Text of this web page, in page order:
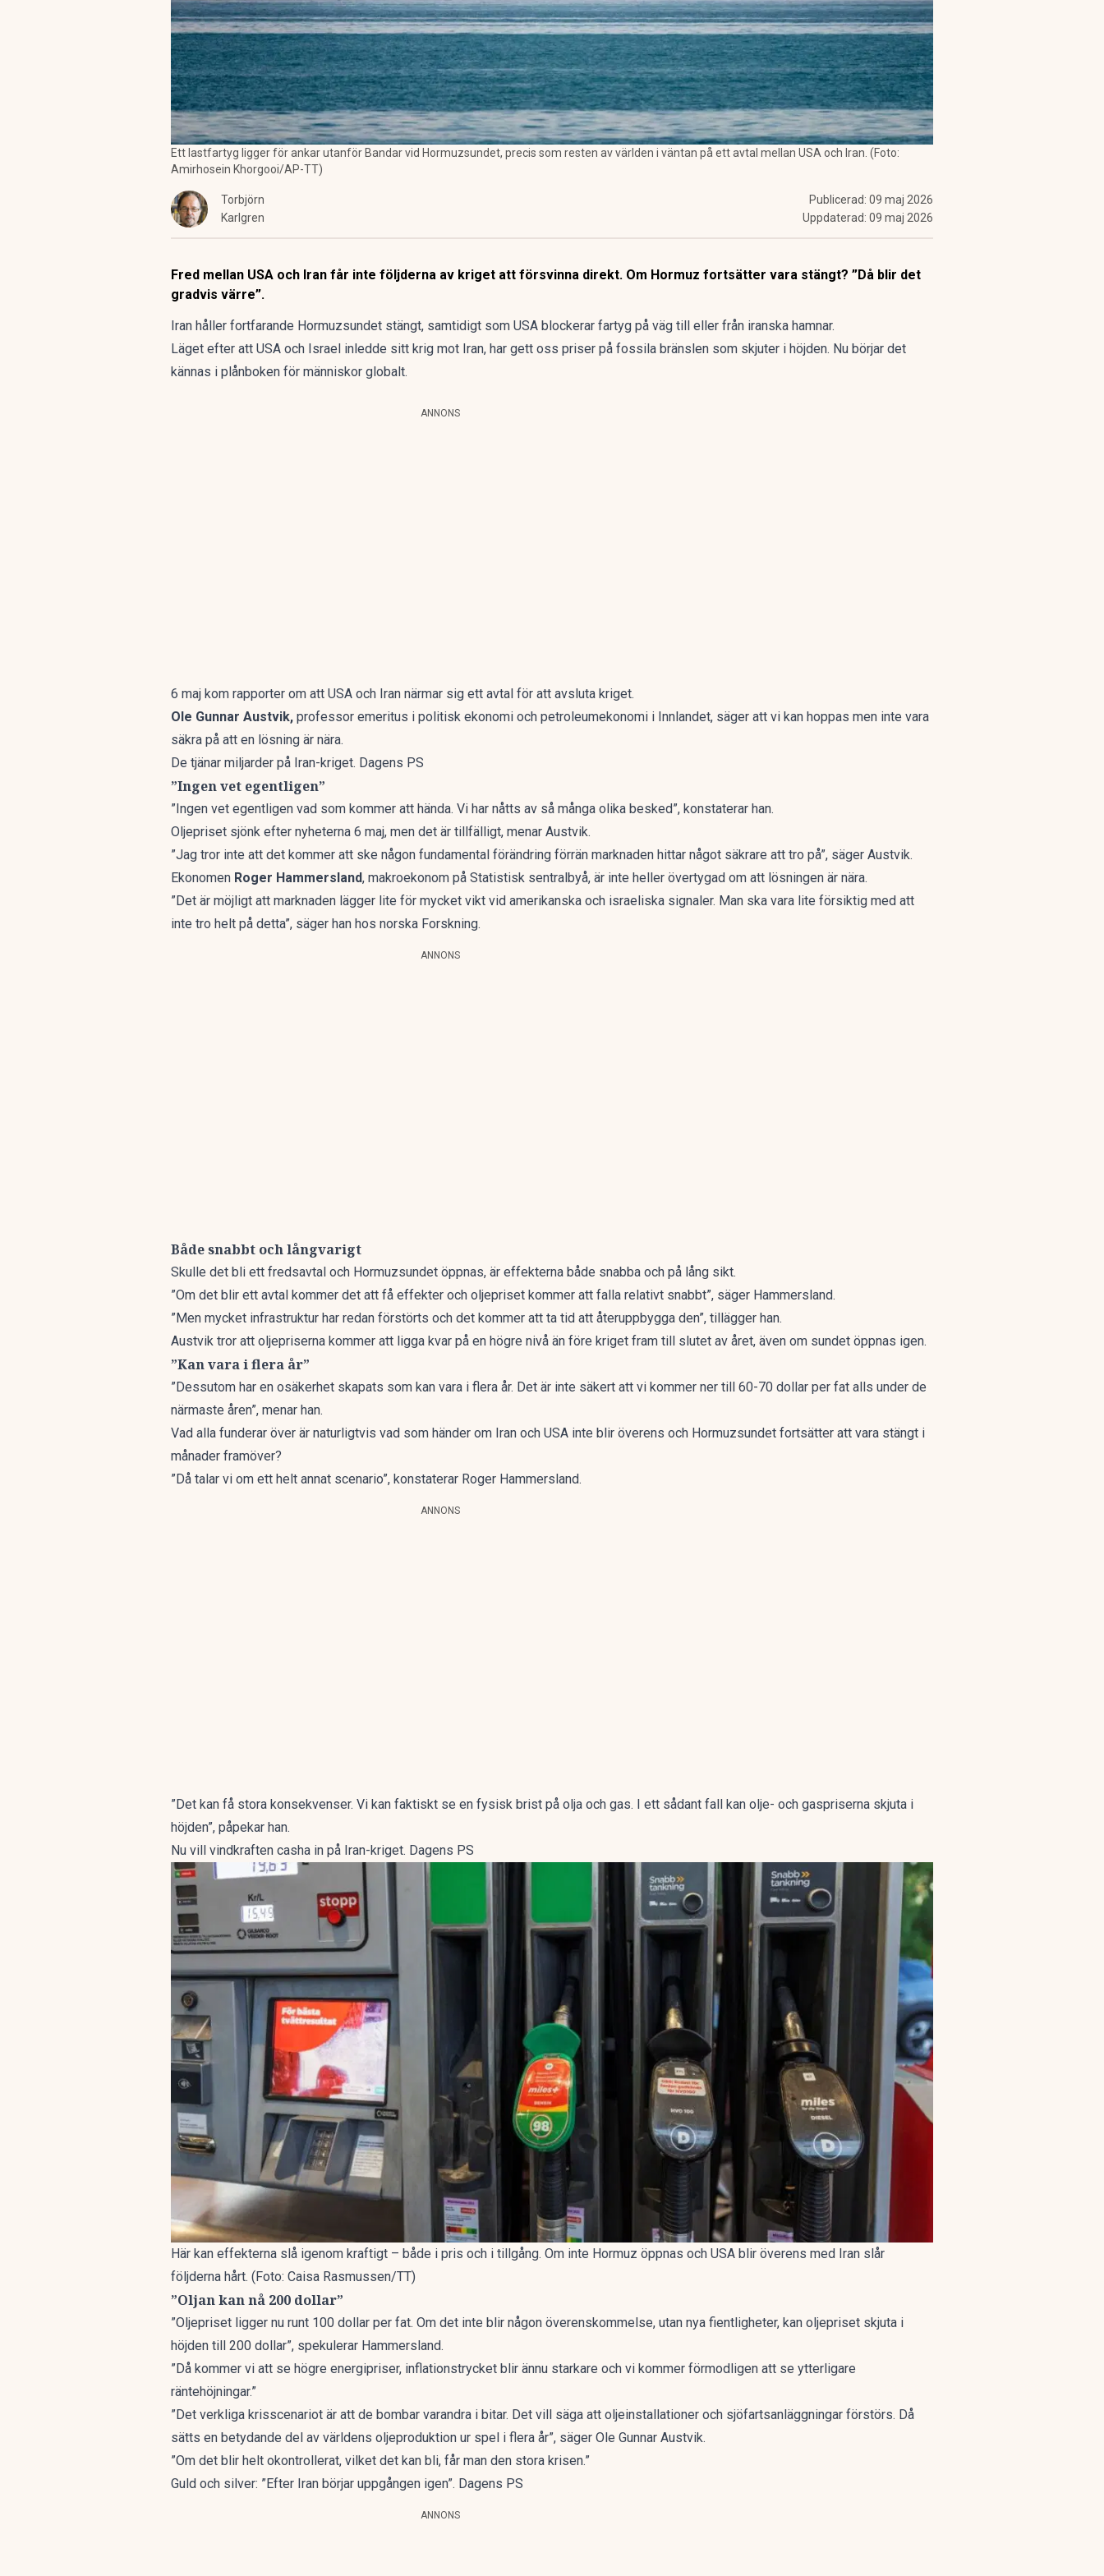
Ett lastfartyg ligger för ankar utanför Bandar vid Hormuzsundet, precis som resten av världen i väntan på ett avtal mellan USA och Iran. (Foto:
Amirhosein Khorgooi/AP-TT)
Torbjörn
Karlgren
Publicerad: 09 maj 2026
Uppdaterad: 09 maj 2026
Fred mellan USA och Iran får inte följderna av kriget att försvinna direkt. Om Hormuz fortsätter vara stängt? ”Då blir det
gradvis värre”.
Iran håller fortfarande Hormuzsundet stängt, samtidigt som USA blockerar fartyg på väg till eller från iranska hamnar.
Läget efter att USA och Israel inledde sitt krig mot Iran, har gett oss priser på fossila bränslen som skjuter i höjden. Nu börjar det
kännas i plånboken för människor globalt.
ANNONS
6 maj kom rapporter om att USA och Iran närmar sig ett avtal för att avsluta kriget.
Ole Gunnar Austvik, professor emeritus i politisk ekonomi och petroleumekonomi i Innlandet, säger att vi kan hoppas men inte vara
säkra på att en lösning är nära.
De tjänar miljarder på Iran-kriget. Dagens PS
”Ingen vet egentligen”
”Ingen vet egentligen vad som kommer att hända. Vi har nåtts av så många olika besked”, konstaterar han.
Oljepriset sjönk efter nyheterna 6 maj, men det är tillfälligt, menar Austvik.
”Jag tror inte att det kommer att ske någon fundamental förändring förrän marknaden hittar något säkrare att tro på”, säger Austvik.
Ekonomen Roger Hammersland, makroekonom på Statistisk sentralbyå, är inte heller övertygad om att lösningen är nära.
”Det är möjligt att marknaden lägger lite för mycket vikt vid amerikanska och israeliska signaler. Man ska vara lite försiktig med att
inte tro helt på detta”, säger han hos norska Forskning.
ANNONS
Både snabbt och långvarigt
Skulle det bli ett fredsavtal och Hormuzsundet öppnas, är effekterna både snabba och på lång sikt.
”Om det blir ett avtal kommer det att få effekter och oljepriset kommer att falla relativt snabbt”, säger Hammersland.
”Men mycket infrastruktur har redan förstörts och det kommer att ta tid att återuppbygga den”, tillägger han.
Austvik tror att oljepriserna kommer att ligga kvar på en högre nivå än före kriget fram till slutet av året, även om sundet öppnas igen.
”Kan vara i flera år”
”Dessutom har en osäkerhet skapats som kan vara i flera år. Det är inte säkert att vi kommer ner till 60-70 dollar per fat alls under de
närmaste åren”, menar han.
Vad alla funderar över är naturligtvis vad som händer om Iran och USA inte blir överens och Hormuzsundet fortsätter att vara stängt i
månader framöver?
”Då talar vi om ett helt annat scenario”, konstaterar Roger Hammersland.
ANNONS
”Det kan få stora konsekvenser. Vi kan faktiskt se en fysisk brist på olja och gas. I ett sådant fall kan olje- och gaspriserna skjuta i
höjden”, påpekar han.
Nu vill vindkraften casha in på Iran-kriget. Dagens PS
Här kan effekterna slå igenom kraftigt – både i pris och i tillgång. Om inte Hormuz öppnas och USA blir överens med Iran slår
följderna hårt. (Foto: Caisa Rasmussen/TT)
”Oljan kan nå 200 dollar”
”Oljepriset ligger nu runt 100 dollar per fat. Om det inte blir någon överenskommelse, utan nya fientligheter, kan oljepriset skjuta i
höjden till 200 dollar”, spekulerar Hammersland.
”Då kommer vi att se högre energipriser, inflationstrycket blir ännu starkare och vi kommer förmodligen att se ytterligare
räntehöjningar.”
”Det verkliga krisscenariot är att de bombar varandra i bitar. Det vill säga att oljeinstallationer och sjöfartsanläggningar förstörs. Då
sätts en betydande del av världens oljeproduktion ur spel i flera år”, säger Ole Gunnar Austvik.
”Om det blir helt okontrollerat, vilket det kan bli, får man den stora krisen.”
Guld och silver: ”Efter Iran börjar uppgången igen”. Dagens PS
ANNONS